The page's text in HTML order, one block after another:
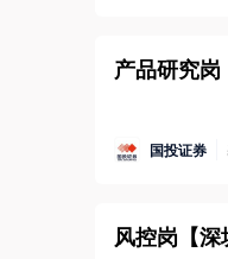
产品研究岗
国投证券
风控岗 【深